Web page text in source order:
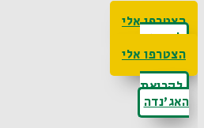
הצטרפו אלי
לקריאת
האג'נדה
הצטרפו אלי
לקריאת
האג'נדה